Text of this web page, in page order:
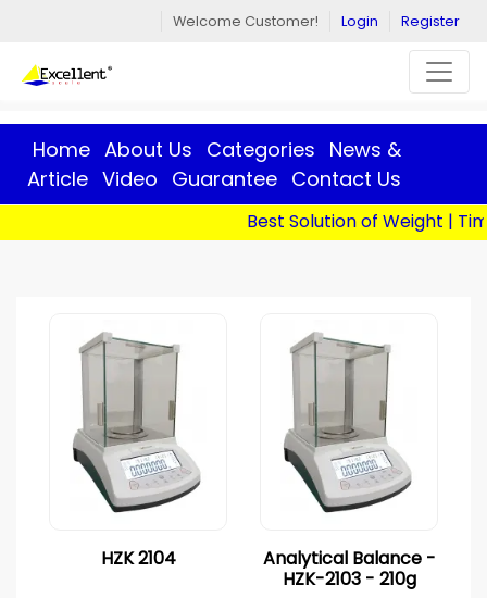
Welcome Customer! Login Register
Home About Us Categories News &
Article Video Guarantee Contact Us
Best Solution of Weight |
HZK 2104
Analytical Balance -
HZK-2103 - 210g